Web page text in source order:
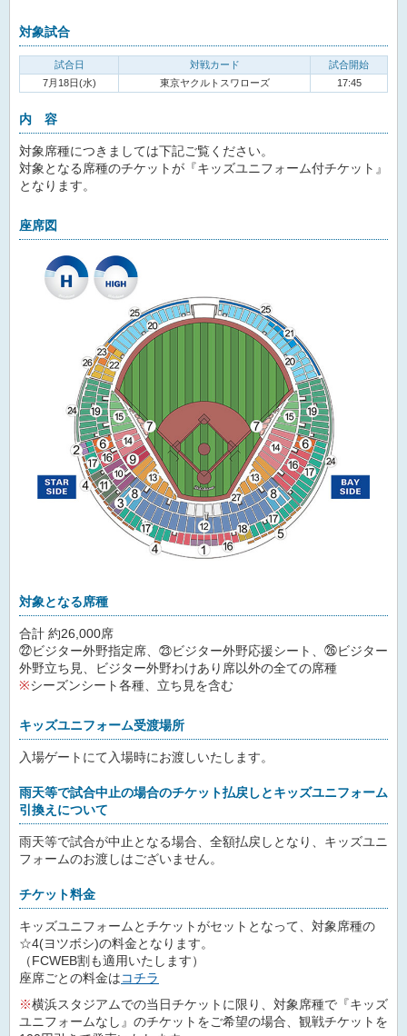
対象試合
試合日 対戦カード
試合開始
7月18日(水)
東京ヤクルトスワローズ 17:45
内 容
対象席種につきましては下記ご覧ください。
対象となる席種のチケットが『キッズユニフォーム付チケット』
となります。
座席図
対象となる席種
合計 約26,000席
㉒ビジター外野指定席、㉓ビジター外野応援シート、㉖ビジター
外野立ち見、ビジター外野わけあり席以外の全ての席種
※シーズンシート各種、立ち見を含む
キッズユニフォーム受渡場所
入場ゲートにて入場時にお渡しいたします。
雨天等で試合中止の場合のチケット払戻しとキッズユニフォーム
引換えについて
雨天等で試合が中止となる場合、全額払戻しとなり、キッズユニ
フォームのお渡しはございません。
チケット料金
キッズユニフォームとチケットがセットとなって、対象席種の
☆4(ヨツボシ)の料金となります。
（FCWEB割も適用いたします）
座席ごとの料金はコチラ
※横浜スタジアムでの当日チケットに限り、対象席種で『キッズ
ユニフォームなし』のチケットをご希望の場合、観戦チケットを